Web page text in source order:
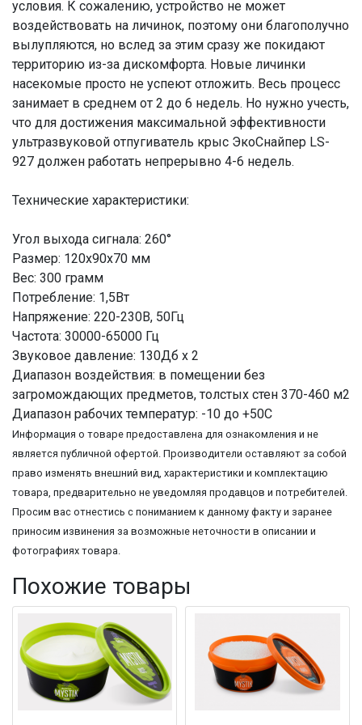
условия. К сожалению, устройство не может
воздействовать на личинок, поэтому они благополучно
вылупляются, но вслед за этим сразу же покидают
территорию из-за дискомфорта. Новые личинки
насекомые просто не успеют отложить. Весь процесс
занимает в среднем от 2 до 6 недель. Но нужно учесть,
что для достижения максимальной эффективности
ультразвуковой отпугиватель крыс ЭкоСнайпер LS-
927 должен работать непрерывно 4-6 недель.
Технические характеристики:
Угол выхода сигнала: 260°
Размер: 120х90х70 мм
Вес: 300 грамм
Потребление: 1,5Вт
Напряжение: 220-230В, 50Гц
Частота: 30000-65000 Гц
Звуковое давление: 130Дб х 2
Диапазон воздействия: в помещении без
загромождающих предметов, толстых стен 370-460 м2
Диапазон рабочих температур: -10 до +50C
Информация о товаре предоставлена для ознакомления и не
является публичной офертой. Производители оставляют за собой
право изменять внешний вид, характеристики и комплектацию
товара, предварительно не уведомляя продавцов и потребителей.
Просим вас отнестись с пониманием к данному факту и заранее
приносим извинения за возможные неточности в описании и
фотографиях товара.
Похожие товары